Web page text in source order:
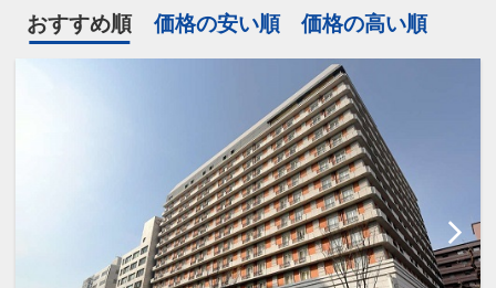
おすすめ順
価格の安い順 価格の高い順